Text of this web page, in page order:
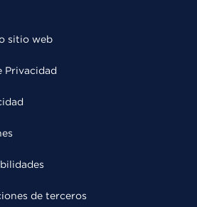
sitio web
Privacidad
de terceros